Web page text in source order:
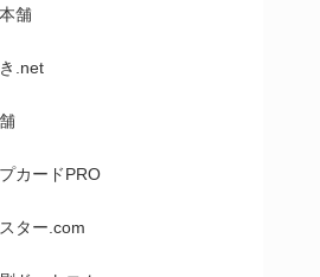
舗
.net
カードPRO
ター.com